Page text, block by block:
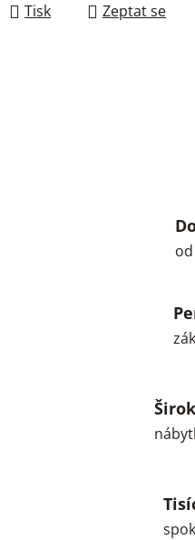
Tisk Zeptat se